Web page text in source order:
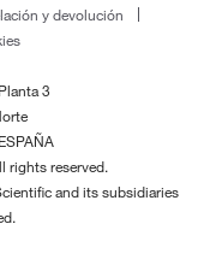
y devolución
3
rights reserved.
and its subsidiaries